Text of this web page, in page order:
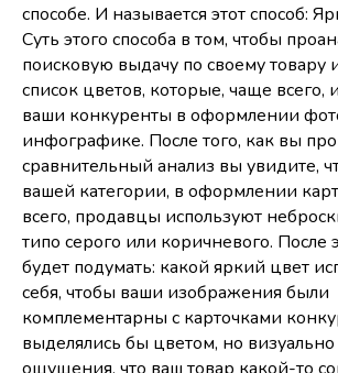
способе. И называется этот способ:
Суть этого способа в том, чтобы
поисковую выдачу по своему товару
список цветов, которые, чаще всего,
ваши конкуренты в оформлении
инфографике. После того, как вы
сравнительный анализ вы увидите,
вашей категории, в оформлении
всего, продавцы используют
типо серого или коричневого. После
будет подумать: какой яркий цвет
себя, чтобы ваши изображения были
комплементарны с карточками
выделялись бы цветом, но